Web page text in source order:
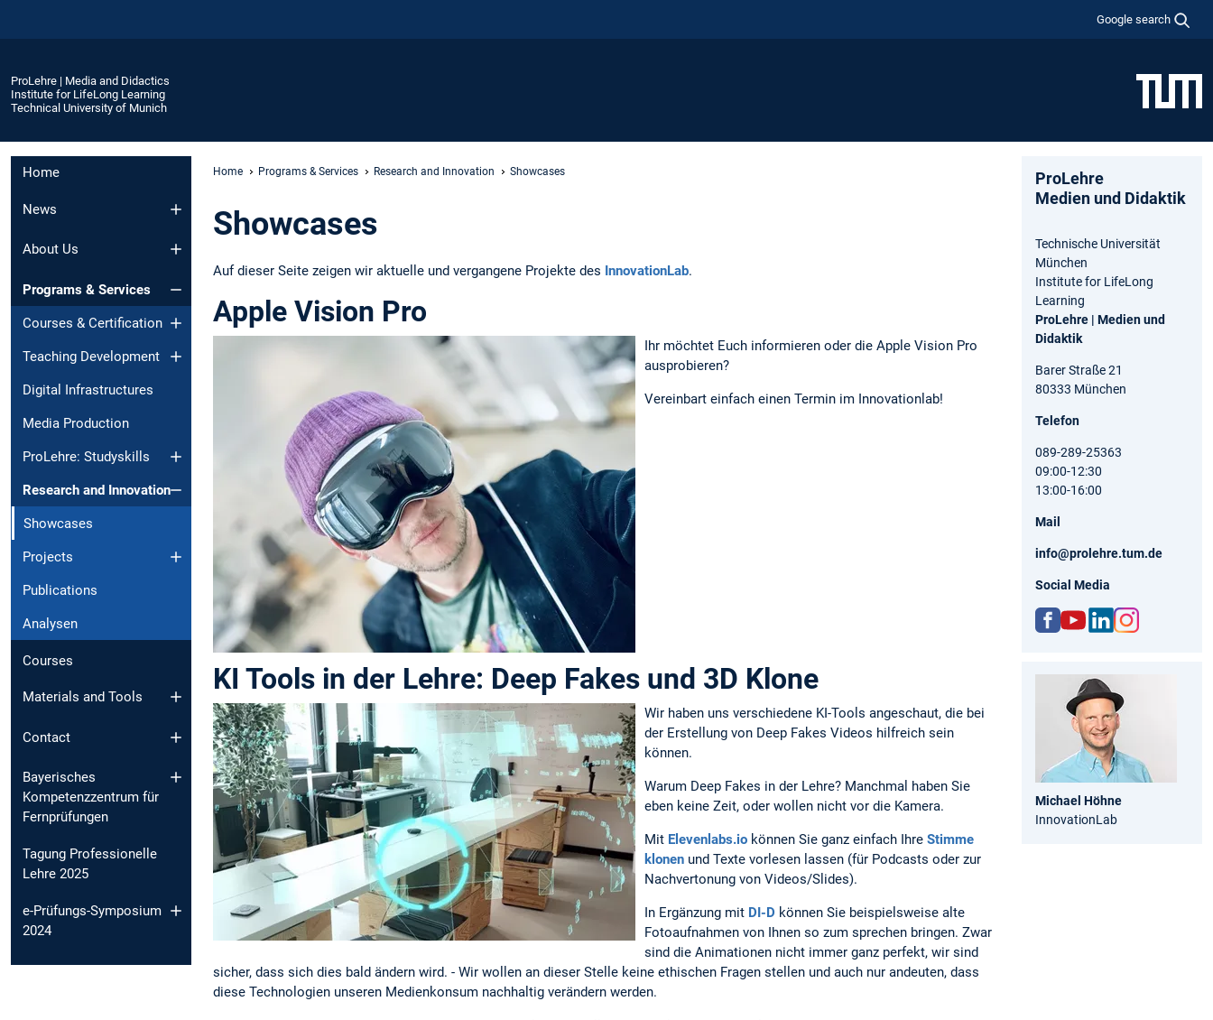
Google search
ProLehre | Media and Didactics
Institute for LifeLong Learning
Technical University of Munich
Home
News
About Us
Programs & Services
Courses & Certification
Teaching Development
Digital Infrastructures
Media Production
ProLehre: Studyskills
Research and Innovation
Showcases
Projects
Publications
Analysen
Courses
Materials and Tools
Contact
Bayerisches
Kompetenzzentrum für
Fernprüfungen
Tagung Professionelle
Lehre 2025
e-Prüfungs-Symposium
2024
Home Programs & Services Research and Innovation Showcases
Showcases
Auf dieser Seite zeigen wir aktuelle und vergangene Projekte des InnovationLab.
Apple Vision Pro
Ihr möchtet Euch informieren oder die Apple Vision Pro
ausprobieren?
Vereinbart einfach einen Termin im Innovationlab!
KI Tools in der Lehre: Deep Fakes und 3D Klone
Wir haben uns verschiedene KI-Tools angeschaut, die bei
der Erstellung von Deep Fakes Videos hilfreich sein
können.
Warum Deep Fakes in der Lehre? Manchmal haben Sie
eben keine Zeit, oder wollen nicht vor die Kamera.
Mit Elevenlabs.io können Sie ganz einfach Ihre Stimme
klonen und Texte vorlesen lassen (für Podcasts oder zur
Nachvertonung von Videos/Slides).
In Ergänzung mit DI-D können Sie beispielsweise alte
Fotoaufnahmen von Ihnen so zum sprechen bringen. Zwar
sind die Animationen nicht immer ganz perfekt, wir sind
sicher, dass sich dies bald ändern wird. - Wir wollen an dieser Stelle keine ethischen Fragen stellen und auch nur andeuten, dass
diese Technologien unseren Medienkonsum nachhaltig verändern werden.
ProLehre
Medien und Didaktik
Technische Universität
München
Institute for LifeLong
Learning
ProLehre | Medien und
Didaktik
Barer Straße 21
80333 München
Telefon
089-289-25363
09:00-12:30
13:00-16:00
Mail
info@prolehre.tum.de
Social Media
lehr
e
w.yo
utu
be.c
om/
cha
nnel
/UC
e.lin
kedi
n.co
m/c
omp
any/
tum
-
w.in
stag
ram
.co
m/p
role
hre_
Michael Höhne
InnovationLab